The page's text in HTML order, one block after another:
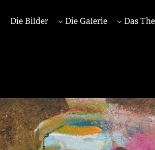
Die Bilder Die Galerie Das